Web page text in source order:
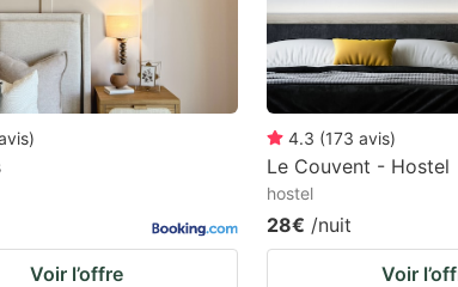
the
keyboard
shortcuts
for
changing
dates.
)
Voir l’offre
4.3 (173 avis)
Le Couvent - Hostel
hostel
28€ /nuit
Voir